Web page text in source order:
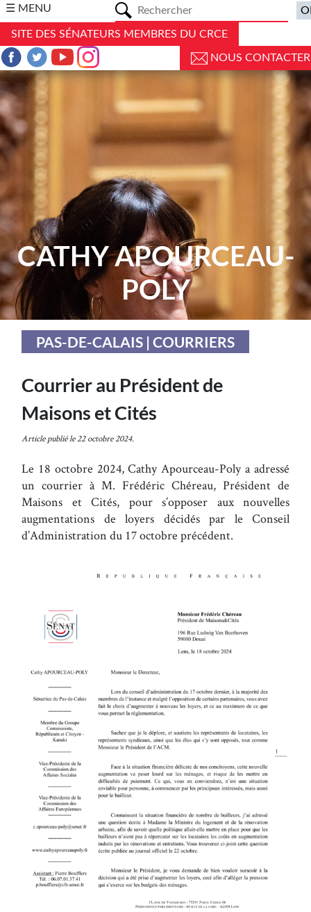
☰ MENU
SITE DES SÉNATEURS MEMBRES DU CRCE
NOUS CONTACTER
CATHY APOURCEAU-
POLY
PAS-DE-CALAIS | COURRIERS
Courrier au Président de
Maisons et Cités
Article publié le 22 octobre 2024.
Le 18 octobre 2024, Cathy Apourceau-Poly a adressé
un courrier à M. Frédéric Chéreau, Président de
Maisons et Cités, pour s’opposer aux nouvelles
augmentations de loyers décidés par le Conseil
d’Administration du 17 octobre précédent.